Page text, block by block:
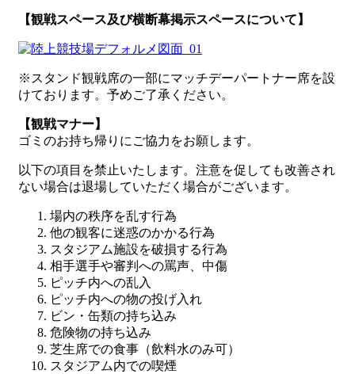
【観戦スペース及び横断幕掲示スペースについて】
※スタンド観戦席の一部にマッチデーパートナー席を設
けております。予めご了承ください。
【観戦マナー】
ゴミのお持ち帰りにご協力をお願します。
以下の項目を禁止いたします。注意を促しても改善され
ない場合は退場していただく場合がございます。
場内の秩序を乱す行為
他の観客に迷惑のかかる行為
スタジアム施設を破損する行為
相手選手や審判への罵声、中傷
ピッチ内への乱入
ピッチ内への物の投げ入れ
ビン・缶類の持ち込み
危険物の持ち込み
芝生席での食事（飲料水のみ可）
スタジアム内での喫煙